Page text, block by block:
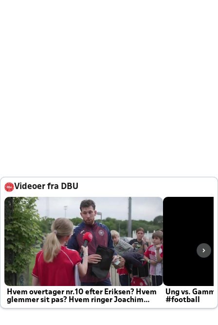
Videoer fra DBU
Hvem overtager nr.10 efter Eriksen? Hvem
glemmer sit pas? Hvem ringer Joachim
altid til efter kampe?
Ung vs.
#football